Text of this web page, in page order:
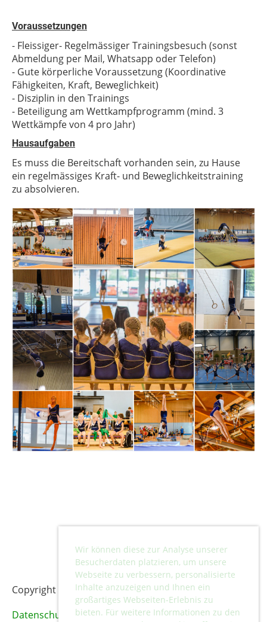
Wir können diese zur Analyse unserer
Besucherdaten platzieren, um unsere
Webseite zu verbessern, personalisierte
Inhalte anzuzeigen und Ihnen ein
großartiges Webseiten-Erlebnis zu
bieten. Für weitere Informationen zu den
Voraussetzungen
- Fleissiger- Regelmässiger Trainingsbesuch (sonst
Abmeldung per Mail, Whatsapp oder Telefon)
- Gute körperliche Voraussetzung (Koordinative
Fähigkeiten, Kraft, Beweglichkeit)
- Disziplin in den Trainings
- Beteiligung am Wettkampfprogramm (mind. 3
Wettkämpfe von 4 pro Jahr)
Hausaufgaben
Es muss die Bereitschaft vorhanden sein, zu Hause
ein regelmässiges Kraft- und Beweglichkeitstraining
zu absolvieren.
Copyright © 2024 Turnverein Lufingen.
Datenschutz